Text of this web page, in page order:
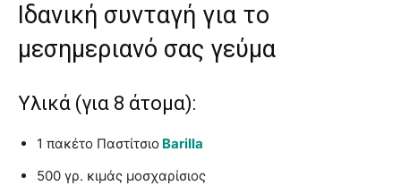
Ιδανική συνταγή για το
μεσημεριανό σας γεύμα
Υλικά (για 8 άτομα):
1 πακέτο Παστίτσιο Barilla
500 γρ. κιμάς μοσχαρίσιος